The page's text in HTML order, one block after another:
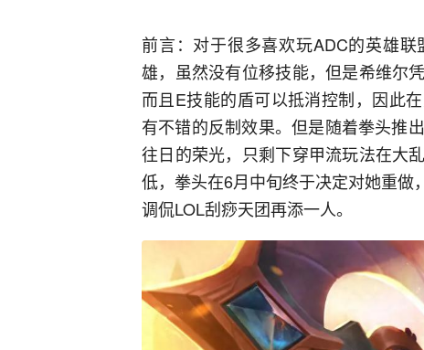
前言：对于很多喜欢玩ADC的英雄
雄，虽然没有位移技能，但是希维尔
而且E技能的盾可以抵消控制，因此
有不错的反制效果。但是随着拳头推
往日的荣光，只剩下穿甲流玩法在大
低，拳头在6月中旬终于决定对她重
调侃LOL刮痧天团再添一人。